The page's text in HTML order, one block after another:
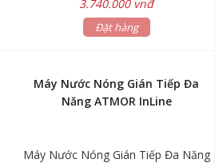
Min 0.05Mpa Max 0.80Mpa Kích
thước: Ø340x650mm Trọng lượng:
hành: Linh kiện điện tử 1 năm
3.740.000 vnđ
Đặt hàng
Máy Nước Nóng Gián Tiếp Đa
Năng ATMOR InLine
Máy Nước Nóng Gián Tiếp Đa Năng